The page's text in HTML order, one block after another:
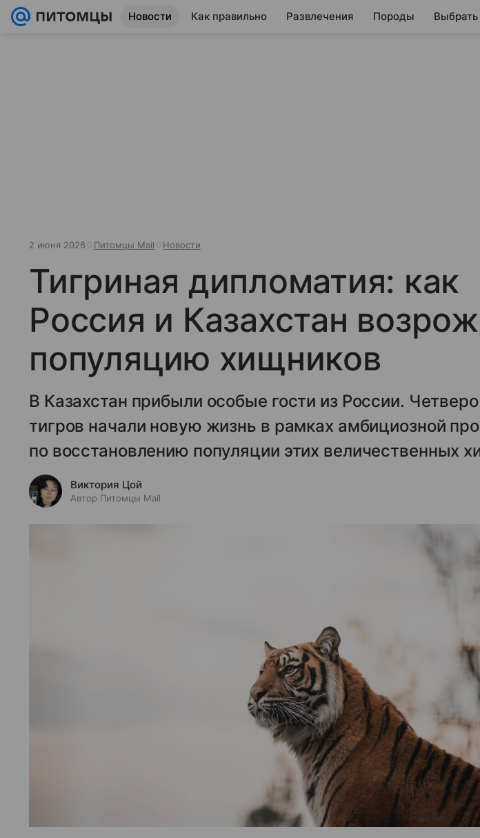
Новости Как правильно Развлечения Породы
2 июня 2026 Питомцы Mail Новости
Тигриная дипломатия: как
Россия и Казахстан
популяцию хищников
В Казахстан прибыли особые гости из России.
тигров начали новую жизнь в рамках амбициозной
по восстановлению популяции этих величественных
Виктория Цой
Автор Питомцы Mail